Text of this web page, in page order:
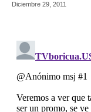
Diciembre 29, 2011